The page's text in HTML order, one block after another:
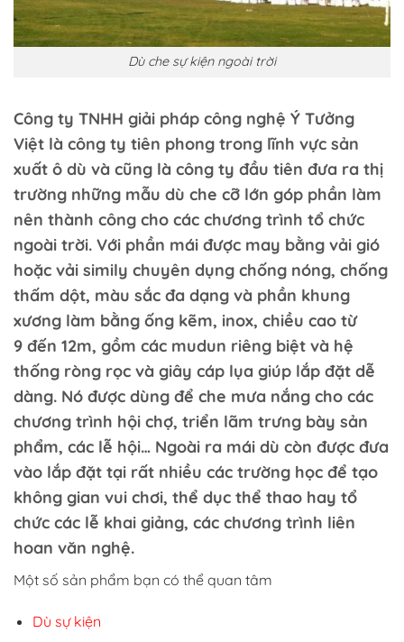
Dù che sự kiện ngoài trời
Công ty TNHH giải pháp công nghệ Ý Tưởng
Việt là công ty tiên phong trong lĩnh vực sản
xuất ô dù và cũng là công ty đầu tiên đưa ra thị
trường những mẫu dù che cỡ lớn góp phần làm
nên thành công cho các chương trình tổ chức
ngoài trời. Với phần mái được may bằng vải gió
hoặc vải simily chuyên dụng chống nóng, chống
thấm dột, màu sắc đa dạng và phần khung
xương làm bằng ống kẽm, inox, chiều cao từ
9 đến 12m, gồm các mudun riêng biệt và hệ
thống ròng rọc và giây cáp lụa giúp lắp đặt dễ
dàng. Nó được dùng để che mưa nắng cho các
chương trình hội chợ, triển lãm trưng bày sản
phẩm, các lễ hội… Ngoài ra mái dù còn được đưa
vào lắp đặt tại rất nhiều các trường học để tạo
không gian vui chơi, thể dục thể thao hay tổ
chức các lễ khai giảng, các chương trình liên
hoan văn nghệ.
Một số sản phẩm bạn có thể quan tâm
Dù sự kiện